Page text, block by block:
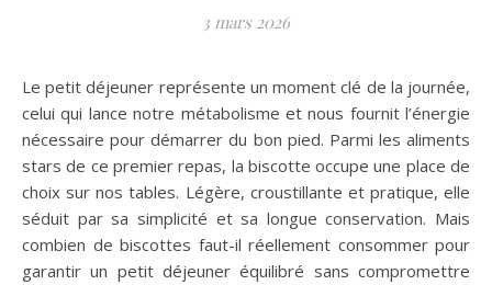
3 mars 2026
Le petit déjeuner représente un moment clé de la journée,
celui qui lance notre métabolisme et nous fournit l’énergie
nécessaire pour démarrer du bon pied. Parmi les aliments
stars de ce premier repas, la biscotte occupe une place de
choix sur nos tables. Légère, croustillante et pratique, elle
séduit par sa simplicité et sa longue conservation. Mais
combien de biscottes faut-il réellement consommer pour
garantir un petit déjeuner équilibré sans compromettre